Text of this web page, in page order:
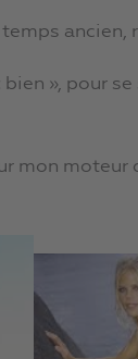
ancien,
bien », pour
mon